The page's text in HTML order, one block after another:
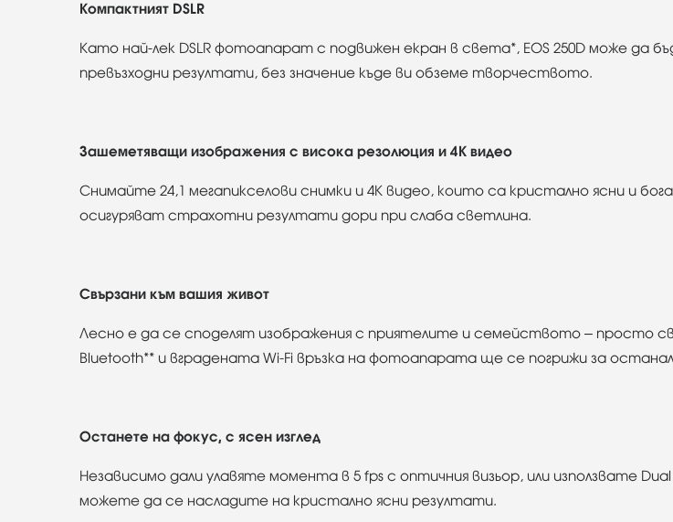
Компактният DSLR
Като най-лек DSLR фотоапарат с подвижен екран в света*, EOS 250D може да
превъзходни резултати, без значение къде ви обземе творчеството.
Зашеметяващи изображения с висока резолюция и 4K видео
Снимайте 24,1 мегапикселови снимки и 4K видео, които са кристално ясни и
осигуряват страхотни резултати дори при слаба светлина.
Свързани към вашия живот
Лесно е да се споделят изображения с приятелите и семейството – просто
Bluetooth** и вградената Wi-Fi връзка на фотоапарата ще се погрижи за
Останете на фокус, с ясен изглед
Независимо дали улавяте момента в 5 fps с оптичния визьор, или използвате
можете да се насладите на кристално ясни резултати.